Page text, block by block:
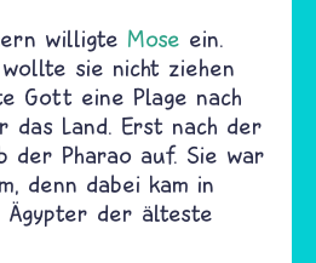
willigte Mose ein.
sie nicht ziehen
Gott eine Plage nach
das Land. Erst nach der
der Pharao auf. Sie war
denn dabei kam in
der älteste